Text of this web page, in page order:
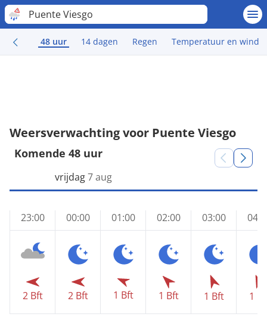
Puente Viesgo
48 uur 14 dagen Regen Temperatuur en wind
Weersverwachting voor Puente Viesgo
Komende 48 uur
23:00
2 Bft
vrijdag7 aug
00:00
2 Bft
01:00
1 Bft
02:00
1 Bft
03:00
1 Bft 1